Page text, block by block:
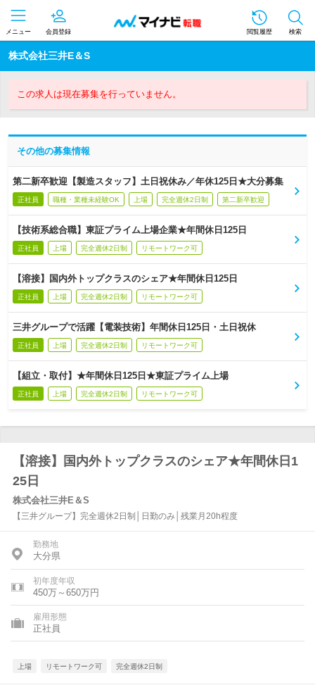
メニュー 会員登録 閲覧履歴 検索
株式会社三井E＆S
この求人は現在募集を行っていません。
その他の募集情報
第二新卒歓迎【製造スタッフ】土日祝休み／年休125日★大分募集
正社員 職種・業種未経験OK 上場 完全週休2日制 第二新卒歓迎
【技術系総合職】東証プライム上場企業★年間休日125日
正社員 上場 完全週休2日制 リモートワーク可
【溶接】国内外トップクラスのシェア★年間休日125日
正社員 上場 完全週休2日制 リモートワーク可
三井グループで活躍【電装技術】年間休日125日・土日祝休
正社員 上場 完全週休2日制 リモートワーク可
【組立・取付】★年間休日125日★東証プライム上場
正社員 上場 完全週休2日制 リモートワーク可
【溶接】国内外トップクラスのシェア★年間休日1
25日
株式会社三井E＆S
【三井グループ】完全週休2日制│日勤のみ│残業月20h程度
勤務地
大分県
初年度年収
450万～650万円
雇用形態
正社員
上場 リモートワーク可 完全週休2日制